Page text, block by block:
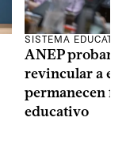
SISTEMA
ANEP probará
revincular a
permanecen
educativo